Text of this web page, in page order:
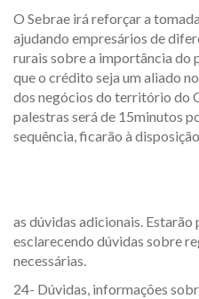
O Sebrae irá reforçar a
ajudando empresários de
rurais sobre a importância do
que o crédito seja um aliado
dos negócios do território do
palestras será de 15minutos
sequência, ficarão à
as dúvidas adicionais. Estarão
esclarecendo dúvidas sobre
necessárias.
24- Dúvidas, informações